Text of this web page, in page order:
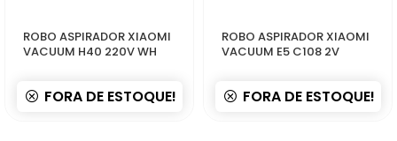
ROBO ASPIRADOR XIAOMI
VACUUM H40 220V WH
FORA DE ESTOQUE!
ROBO ASPIRADOR XIAOMI
VACUUM E5 C108 2V
FORA DE ESTOQUE!